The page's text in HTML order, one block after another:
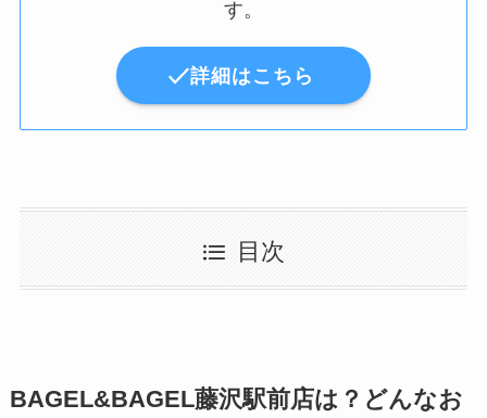
す。
詳細はこちら
目次
BAGEL&BAGEL藤沢駅前店は？どんなお